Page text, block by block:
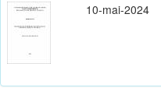
10-mai-2024